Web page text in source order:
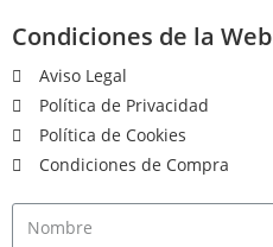
Condiciones de la Web
Aviso Legal
Política de Privacidad
Política de Cookies
Condiciones de Compra